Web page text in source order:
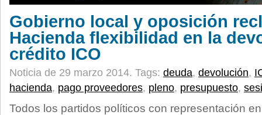
Gobierno local y oposición
Hacienda flexibilidad en la
crédito ICO
Noticia de 29 marzo 2014. Tags: deuda, devolución,
hacienda, pago proveedores, pleno, presupuesto,
Todos los partidos políticos con representación